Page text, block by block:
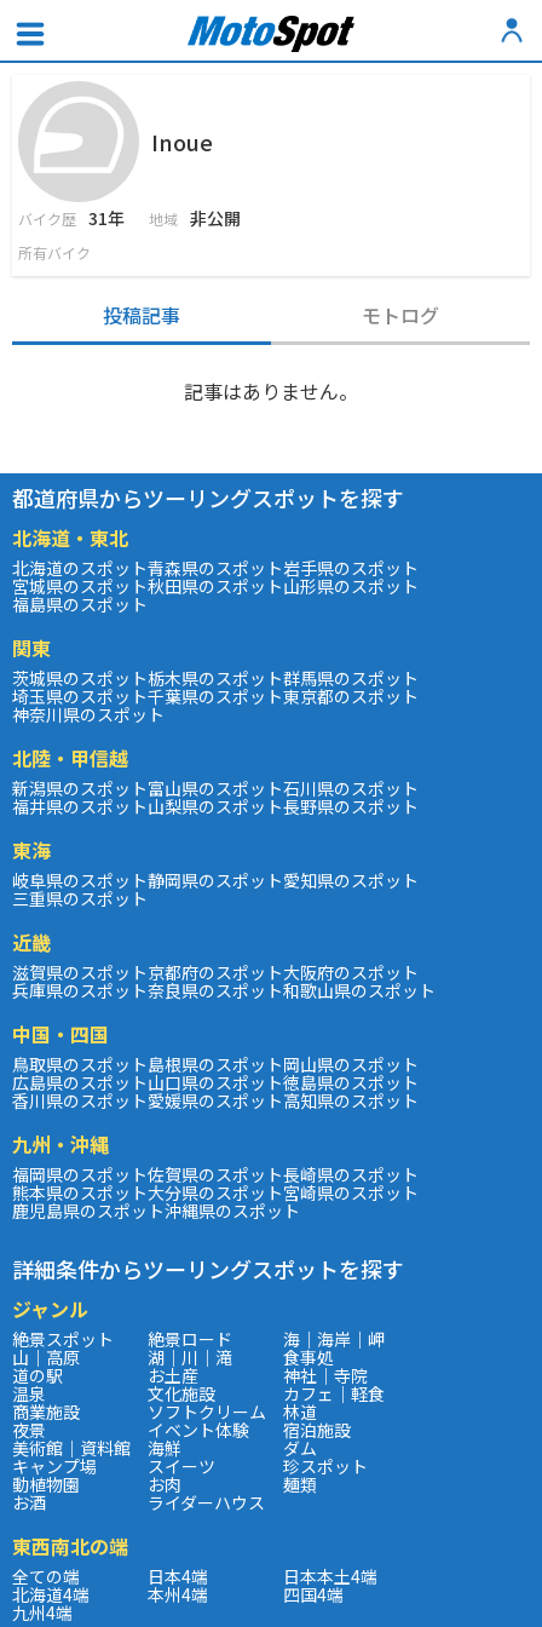
Inoue
バイク歴 31年 地域 非公開
所有バイク
投稿記事 モトログ
記事はありません。
都道府県からツーリングスポットを探す
北海道・東北
北海道のスポット青森県のスポット岩手県のスポット
宮城県のスポット秋田県のスポット山形県のスポット
福島県のスポット
関東
茨城県のスポット栃木県のスポット群馬県のスポット
埼玉県のスポット千葉県のスポット東京都のスポット
神奈川県のスポット
北陸・甲信越
新潟県のスポット富山県のスポット石川県のスポット
福井県のスポット山梨県のスポット長野県のスポット
東海
岐阜県のスポット静岡県のスポット愛知県のスポット
三重県のスポット
近畿
滋賀県のスポット京都府のスポット大阪府のスポット
兵庫県のスポット奈良県のスポット和歌山県のスポット
中国・四国
鳥取県のスポット島根県のスポット岡山県のスポット
広島県のスポット山口県のスポット徳島県のスポット
香川県のスポット愛媛県のスポット高知県のスポット
九州・沖縄
福岡県のスポット佐賀県のスポット長崎県のスポット
熊本県のスポット大分県のスポット宮崎県のスポット
鹿児島県のスポット沖縄県のスポット
詳細条件からツーリングスポットを探す
ジャンル
絶景スポット 絶景ロード 海｜海岸｜岬
山｜高原 湖｜川｜滝 食事処
道の駅 お土産 神社｜寺院
温泉 文化施設 カフェ｜軽食
商業施設 ソフトクリーム 林道
夜景 イベント体験 宿泊施設
美術館｜資料館 海鮮 ダム
キャンプ場 スイーツ 珍スポット
動植物園 お肉 麺類
お酒 ライダーハウス
東西南北の端
全ての端 日本4端 日本本土4端
北海道4端 本州4端 四国4端
九州4端